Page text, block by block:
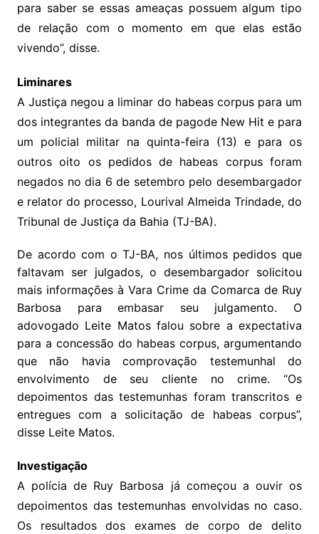
para saber se essas ameaças possuem algum tipo
de relação com o momento em que elas estão
vivendo”, disse.
Liminares
A Justiça negou a liminar do habeas corpus para um
dos integrantes da banda de pagode New Hit e para
um policial militar na quinta-feira (13) e para os
outros oito os pedidos de habeas corpus foram
negados no dia 6 de setembro pelo desembargador
e relator do processo, Lourival Almeida Trindade, do
Tribunal de Justiça da Bahia (TJ-BA).
De acordo com o TJ-BA, nos últimos pedidos que
faltavam ser julgados, o desembargador solicitou
mais informações à Vara Crime da Comarca de Ruy
Barbosa para embasar seu julgamento. O
adovogado Leite Matos falou sobre a expectativa
para a concessão do habeas corpus, argumentando
que não havia comprovação testemunhal do
envolvimento de seu cliente no crime. “Os
depoimentos das testemunhas foram transcritos e
entregues com a solicitação de habeas corpus”,
disse Leite Matos.
Investigação
A polícia de Ruy Barbosa já começou a ouvir os
depoimentos das testemunhas envolvidas no caso.
Os resultados dos exames de corpo de delito